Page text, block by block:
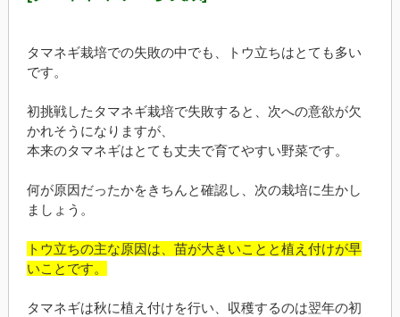
タマネギ栽培での失敗の中でも、トウ立ちはとても多い
です。
初挑戦したタマネギ栽培で失敗すると、次への意欲が欠
かれそうになりますが、
本来のタマネギはとても丈夫で育てやすい野菜です。
何が原因だったかをきちんと確認し、次の栽培に生かし
ましょう。
トウ立ちの主な原因は、苗が大きいことと植え付けが早
いことです。
タマネギは秋に植え付けを行い、収穫するのは翌年の初